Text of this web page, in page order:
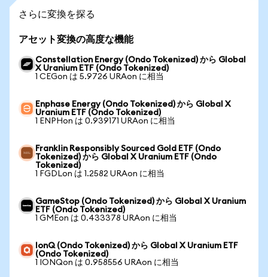
さらに変換を探る
アセット変換の高度な機能
Constellation Energy (Ondo Tokenized) から Global
X Uranium ETF (Ondo Tokenized)
1 CEGon は 5.9726 URAon に相当
Enphase Energy (Ondo Tokenized) から Global X
Uranium ETF (Ondo Tokenized)
1 ENPHon は 0.939171 URAon に相当
Franklin Responsibly Sourced Gold ETF (Ondo
Tokenized) から Global X Uranium ETF (Ondo
Tokenized)
1 FGDLon は 1.2582 URAon に相当
GameStop (Ondo Tokenized) から Global X Uranium
ETF (Ondo Tokenized)
1 GMEon は 0.433378 URAon に相当
IonQ (Ondo Tokenized) から Global X Uranium ETF
(Ondo Tokenized)
1 IONQon は 0.958556 URAon に相当